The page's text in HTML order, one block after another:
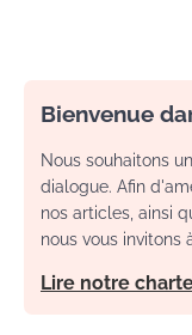
Bienvenue
Nous souhaitons
dialogue. Afin
nos articles, ainsi
nous vous invitons
Lire notre